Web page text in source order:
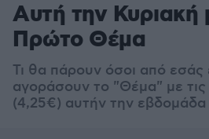
Αυτή την Κυριακή
Πρώτο Θέμα
Τι θα πάρουν όσοι από εσάς
αγοράσουν το "Θέμα" με
(4,25€) αυτήν την εβδομάδα